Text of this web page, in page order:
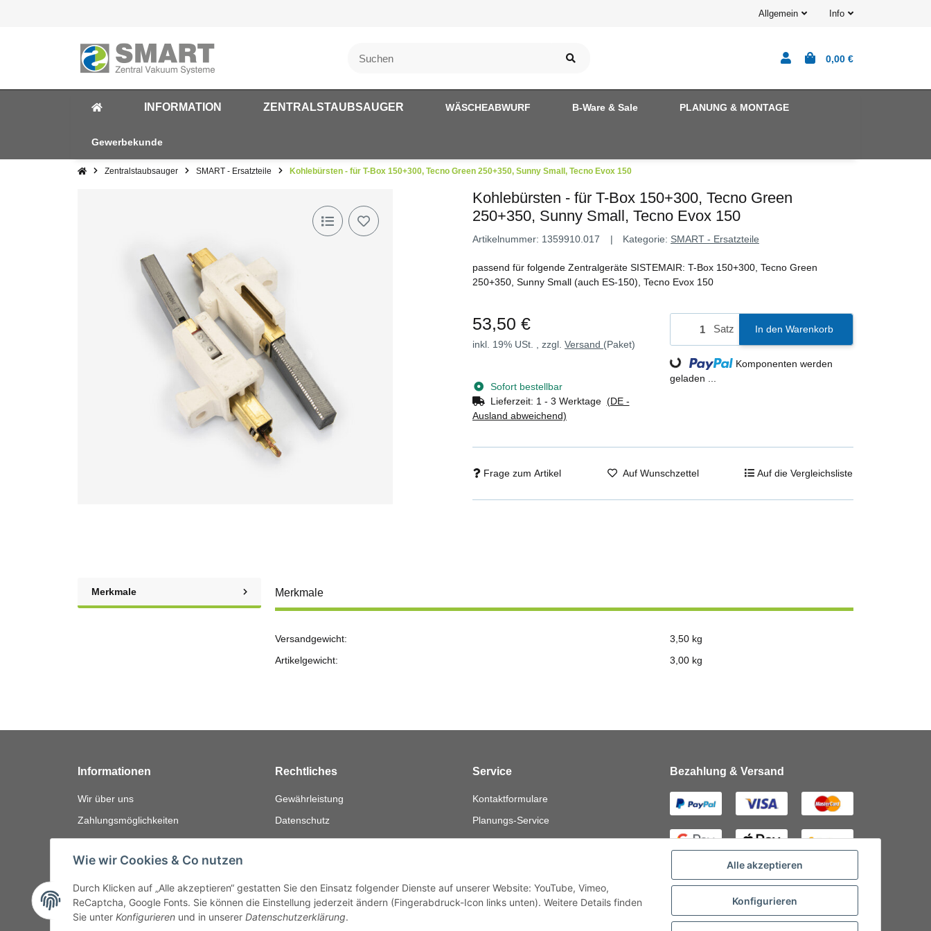
Allgemein Info
0,00 €
INFORMATION ZENTRALSTAUBSAUGER WÄSCHEABWURF B-Ware & Sale PLANUNG & MONTAGE
Gewerbekunde
Zentralstaubsauger SMART - Ersatzteile Kohlebürsten - für T-Box 150+300, Tecno Green 250+350, Sunny Small, Tecno Evox 150
Kohlebürsten - für T-Box 150+300, Tecno Green
250+350, Sunny Small, Tecno Evox 150
Artikelnummer: 1359910.017 Kategorie: SMART - Ersatzteile
passend für folgende Zentralgeräte SISTEMAIR: T-Box 150+300, Tecno Green
250+350, Sunny Small (auch ES-150), Tecno Evox 150
53,50 €
inkl. 19% USt. , zzgl. Versand (Paket)
Sofort bestellbar
Lieferzeit: 1 - 3 Werktage (DE -
Ausland abweichend)
Satz In den Warenkorb
Loading...
Komponenten werden
geladen ...
Frage zum Artikel Auf Wunschzettel Auf die Vergleichsliste
Merkmale Merkmale
Versandgewicht:
3,50 kg
Artikelgewicht:
3,00 kg
Informationen
Wir über uns
Zahlungsmöglichkeiten
Versandinformationen
Bewerten
FAQ
Rechtliches
Gewährleistung
Datenschutz
AGB
Widerrufsrecht
Service
Kontaktformulare
Planungs-Service
Montage-Service
Retouren-Service
Bezahlung & Versand
Alle akzeptieren
Konfigurieren
Wie wir Cookies & Co nutzen
Durch Klicken auf „Alle akzeptieren“ gestatten Sie den Einsatz folgender Dienste auf unserer Website: YouTube, Vimeo,
ReCaptcha, Google Fonts. Sie können die Einstellung jederzeit ändern (Fingerabdruck-Icon links unten). Weitere Details finden
Sie unter Konfigurieren und in unserer Datenschutzerklärung.